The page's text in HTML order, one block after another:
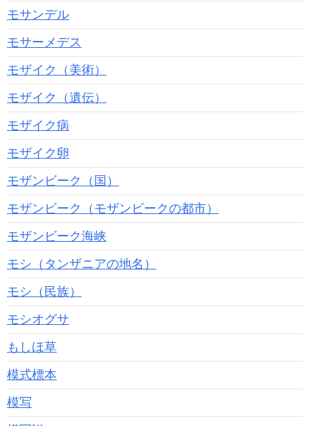
モサンデル
モサーメデス
モザイク（美術）
モザイク（遺伝）
モザイク病
モザイク卵
モザンビーク（国）
モザンビーク（モザンビークの都市）
モザンビーク海峡
モシ（タンザニアの地名）
モシ（民族）
モシオグサ
もしほ草
模式標本
模写